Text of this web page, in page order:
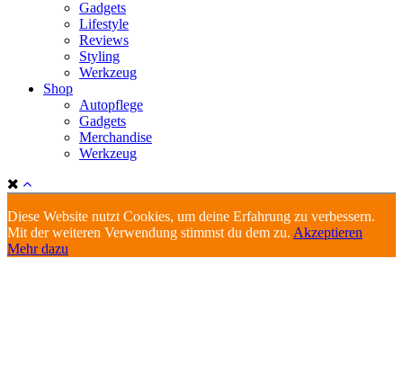
Gadgets
Lifestyle
Reviews
Styling
Werkzeug
Shop
Autopflege
Gadgets
Merchandise
Werkzeug
Diese Website nutzt Cookies, um deine Erfahrung zu verbessern.
Mit der weiteren Verwendung stimmst du dem zu. Akzeptieren
Mehr dazu